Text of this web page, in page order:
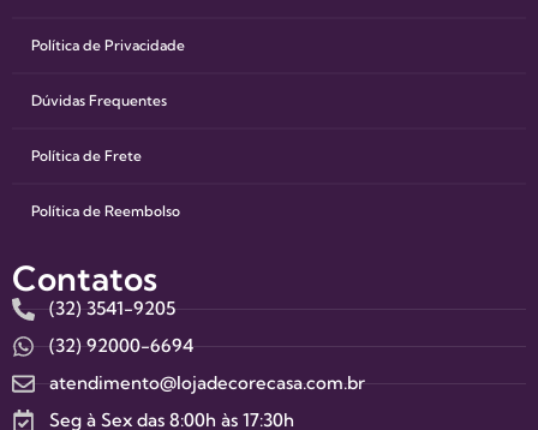
Política de Privacidade
Dúvidas Frequentes
Política de Frete
Política de Reembolso
Contatos
(32) 3541-9205
(32) 92000-6694
atendimento@lojadecorecasa.com.br
Seg à Sex das 8:00h às 17:30h